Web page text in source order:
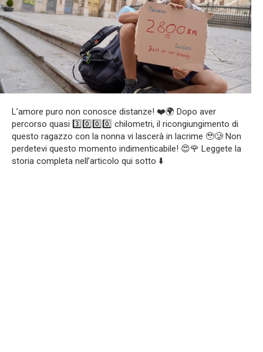
L’amore puro non conosce distanze! ❤️🌍 Dopo aver
percorso quasi 3️⃣0️⃣0️⃣0️⃣ chilometri, il ricongiungimento di
questo ragazzo con la nonna vi lascerà in lacrime 🥹🥲 Non
perdetevi questo momento indimenticabile! 😍🌹 Leggete la
storia completa nell’articolo qui sotto ⬇️